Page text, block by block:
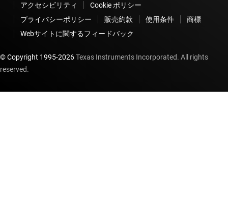
アクセシビリティ
Cookie ポリシー
プライバシーポリシー
販売約款 使用条件
商標
Webサイトに関するフィードバック
© Copyright 1995-2026Texas Instruments Incorporated. All rights
reserved.